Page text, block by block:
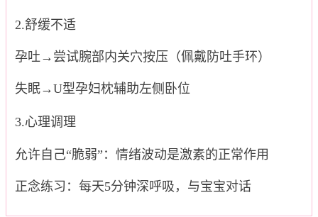
2.舒缓不适
孕吐→尝试腕部内关穴按压（佩戴防吐手环）
失眠→U型孕妇枕辅助左侧卧位
3.心理调理
允许自己“脆弱”：情绪波动是激素的正常作用
正念练习：每天5分钟深呼吸，与宝宝对话